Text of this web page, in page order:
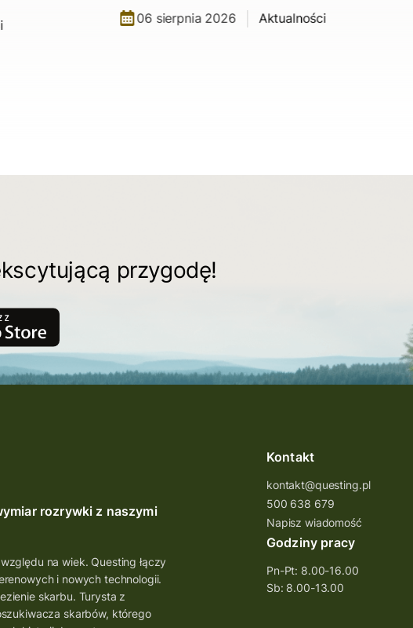
06 sierpnia 2026 Aktualności
przygodę!
rozrywki z naszymi
na wiek. Questing łączy
i nowych technologii.
skarbu. Turysta z
skarbów, którego
Kontakt
kontakt@questing.pl
500 638 679
Napisz wiadomość
Godziny pracy
Pn-Pt: 8.00-16.00
Sb: 8.00-13.00